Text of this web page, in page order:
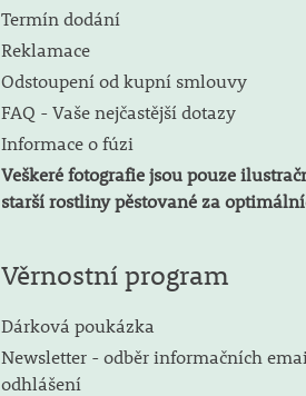
Termín dodání
Reklamace
Odstoupení od kupní smlouvy
FAQ - Vaše nejčastější dotazy
Informace o fúzi
Veškeré fotografie jsou pouze
starší rostliny pěstované za
Věrnostní program
Dárková poukázka
Newsletter - odběr informačních
odhlášení